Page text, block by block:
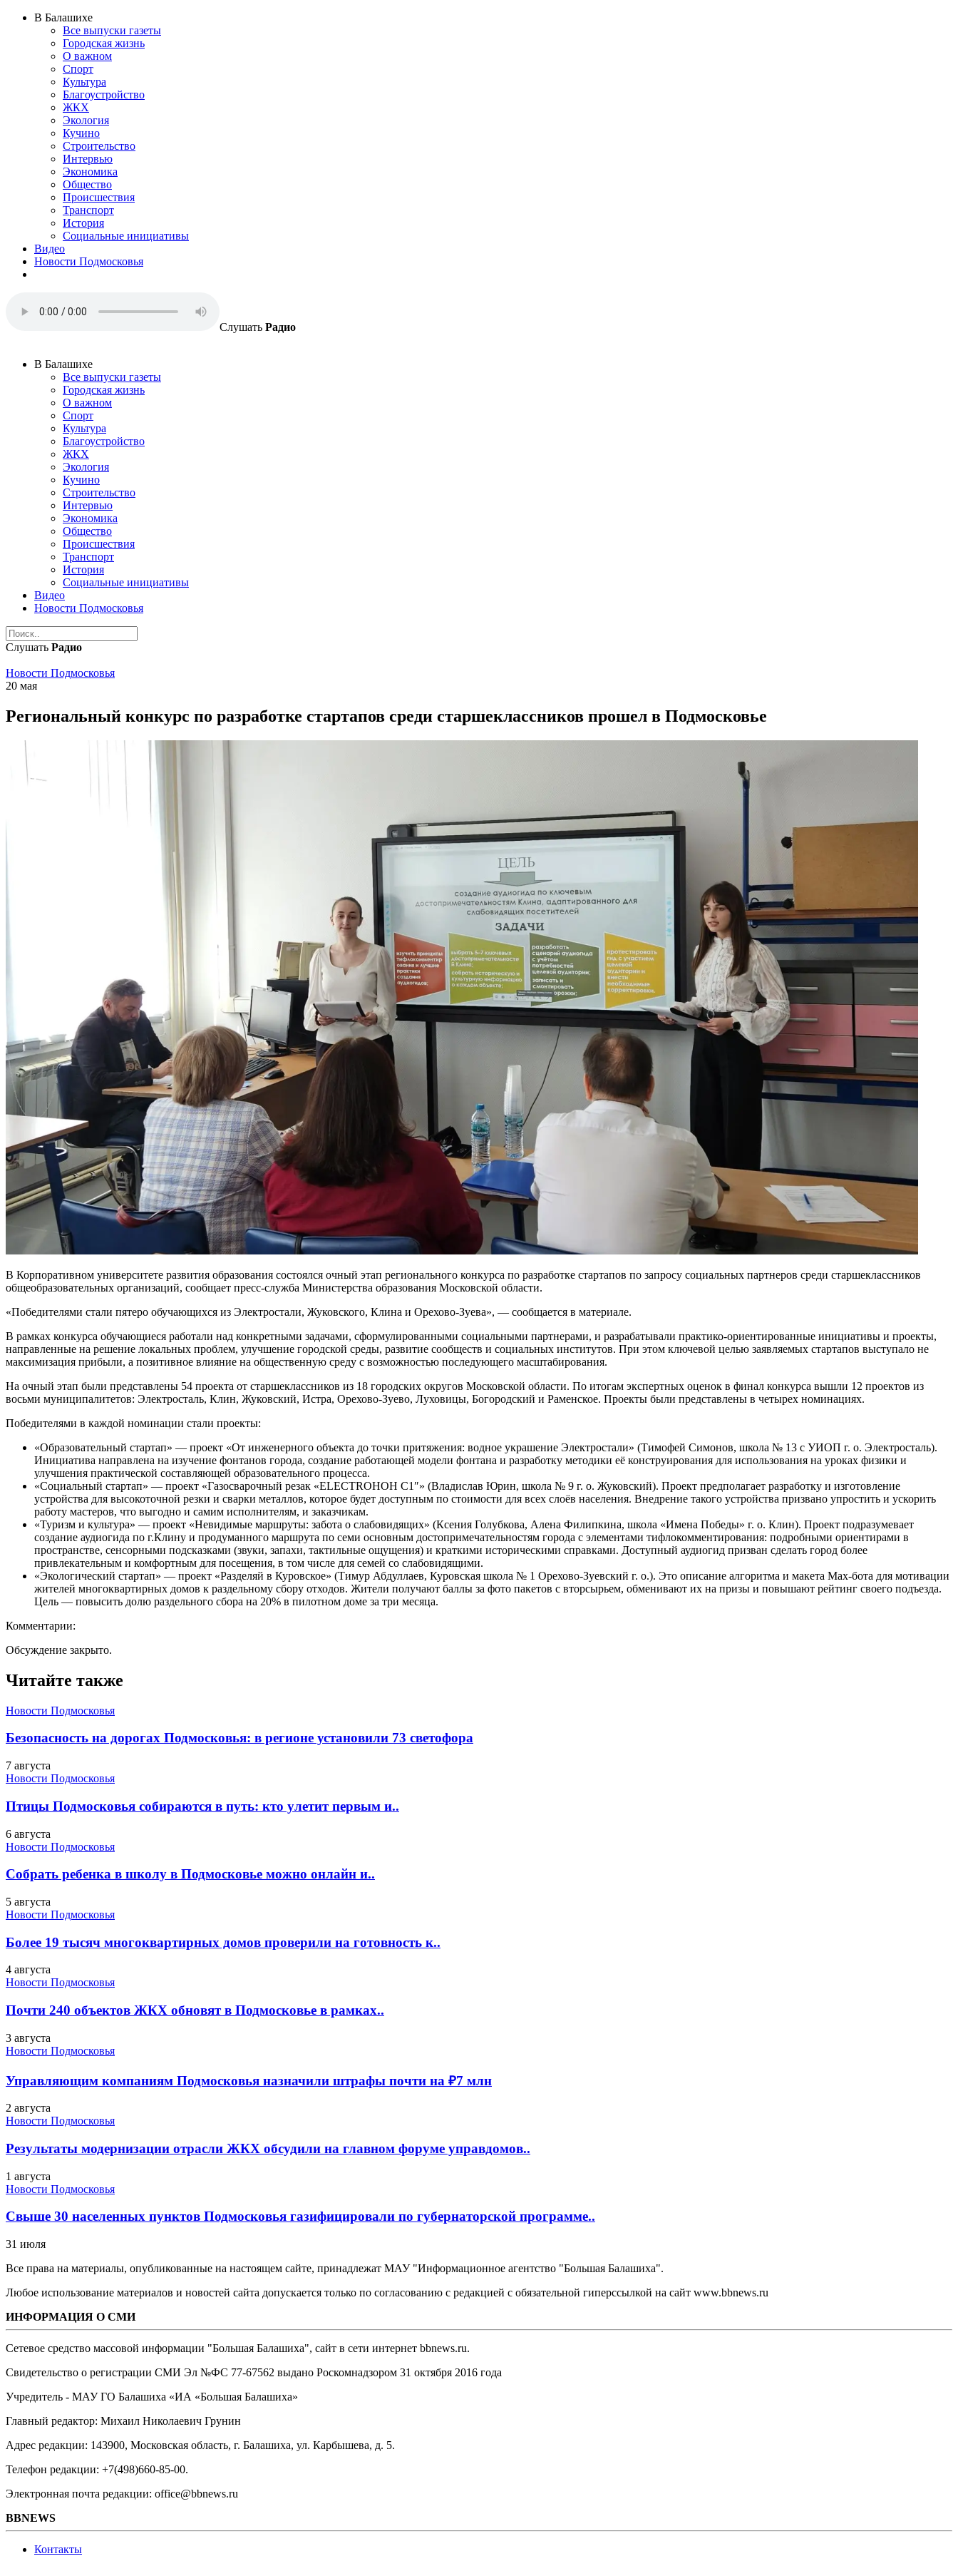
В Балашихе
Все выпуски газеты
Городская жизнь
О важном
Спорт
Культура
Благоустройство
ЖКХ
Экология
Кучино
Строительство
Интервью
Экономика
Общество
Происшествия
Транспорт
История
Социальные инициативы
Видео
Новости Подмосковья
Слушать Радио
В Балашихе
Все выпуски газеты
Городская жизнь
О важном
Спорт
Культура
Благоустройство
ЖКХ
Экология
Кучино
Строительство
Интервью
Экономика
Общество
Происшествия
Транспорт
История
Социальные инициативы
Видео
Новости Подмосковья
Слушать Радио
Новости Подмосковья
20 мая
Региональный конкурс по разработке стартапов среди старшеклассников прошел в Подмосковье
В Корпоративном университете развития образования состоялся очный этап регионального конкурса по разработке стартапов по запросу социальных партнеров среди старшеклассников
общеобразовательных организаций, сообщает пресс-служба Министерства образования Московской области.
«Победителями стали пятеро обучающихся из Электростали, Жуковского, Клина и Орехово-Зуева», — сообщается в материале.
В рамках конкурса обучающиеся работали над конкретными задачами, сформулированными социальными партнерами, и разрабатывали практико-ориентированные инициативы и проекты,
направленные на решение локальных проблем, улучшение городской среды, развитие сообществ и социальных институтов. При этом ключевой целью заявляемых стартапов выступало не
максимизация прибыли, а позитивное влияние на общественную среду с возможностью последующего масштабирования.
На очный этап были представлены 54 проекта от старшеклассников из 18 городских округов Московской области. По итогам экспертных оценок в финал конкурса вышли 12 проектов из
восьми муниципалитетов: Электросталь, Клин, Жуковский, Истра, Орехово-Зуево, Луховицы, Богородский и Раменское. Проекты были представлены в четырех номинациях.
Победителями в каждой номинации стали проекты:
«Образовательный стартап» — проект «От инженерного объекта до точки притяжения: водное украшение Электростали» (Тимофей Симонов, школа № 13 с УИОП г. о. Электросталь).
Инициатива направлена на изучение фонтанов города, создание работающей модели фонтана и разработку методики её конструирования для использования на уроках физики и
улучшения практической составляющей образовательного процесса.
«Социальный стартап» — проект «Газосварочный резак «ELECTROHOH C1″» (Владислав Юрин, школа № 9 г. о. Жуковский). Проект предполагает разработку и изготовление
устройства для высокоточной резки и сварки металлов, которое будет доступным по стоимости для всех слоёв населения. Внедрение такого устройства призвано упростить и ускорить
работу мастеров, что выгодно и самим исполнителям, и заказчикам.
«Туризм и культура» — проект «Невидимые маршруты: забота о слабовидящих» (Ксения Голубкова, Алена Филипкина, школа «Имена Победы» г. о. Клин). Проект подразумевает
создание аудиогида по г.Клину и продуманного маршрута по семи основным достопримечательностям города с элементами тифлокомментирования: подробными ориентирами в
пространстве, сенсорными подсказками (звуки, запахи, тактильные ощущения) и краткими историческими справками. Доступный аудиогид призван сделать город более
привлекательным и комфортным для посещения, в том числе для семей со слабовидящими.
«Экологический стартап» — проект «Разделяй в Куровское» (Тимур Абдуллаев, Куровская школа № 1 Орехово-Зуевский г. о.). Это описание алгоритма и макета Max-бота для мотивации
жителей многоквартирных домов к раздельному сбору отходов. Жители получают баллы за фото пакетов с вторсырьем, обменивают их на призы и повышают рейтинг своего подъезда.
Цель — повысить долю раздельного сбора на 20% в пилотном доме за три месяца.
Комментарии:
Обсуждение закрыто.
Читайте также
Новости Подмосковья
Безопасность на дорогах Подмосковья: в регионе установили 73 светофора
7 августа
Новости Подмосковья
Птицы Подмосковья собираются в путь: кто улетит первым и..
6 августа
Новости Подмосковья
Собрать ребенка в школу в Подмосковье можно онлайн и..
5 августа
Новости Подмосковья
Более 19 тысяч многоквартирных домов проверили на готовность к..
4 августа
Новости Подмосковья
Почти 240 объектов ЖКХ обновят в Подмосковье в рамках..
3 августа
Новости Подмосковья
Управляющим компаниям Подмосковья назначили штрафы почти на ₽7 млн
2 августа
Новости Подмосковья
Результаты модернизации отрасли ЖКХ обсудили на главном форуме управдомов..
1 августа
Новости Подмосковья
Свыше 30 населенных пунктов Подмосковья газифицировали по губернаторской программе..
31 июля
Все права на материалы, опубликованные на настоящем сайте, принадлежат МАУ "Информационное агентство "Большая Балашиха".
Любое использование материалов и новостей сайта допускается только по согласованию с редакцией с обязательной гиперссылкой на сайт www.bbnews.ru
ИНФОРМАЦИЯ О СМИ
Сетевое средство массовой информации "Большая Балашиха", сайт в сети интернет bbnews.ru.
Свидетельство о регистрации СМИ Эл №ФС ‎77-67562 выдано Роскомнадзором 31 октября 2016 года
Учредитель - МАУ ГО Балашиха «ИА «Большая Балашиха»
Главный редактор: Михаил Николаевич Грунин
Адрес редакции: 143900, Московская область, г. Балашиха, ул. Карбышева, д. 5.
Телефон редакции: +7(498)660-85-00.
Электронная почта редакции: office@bbnews.ru
BBNEWS
Контакты